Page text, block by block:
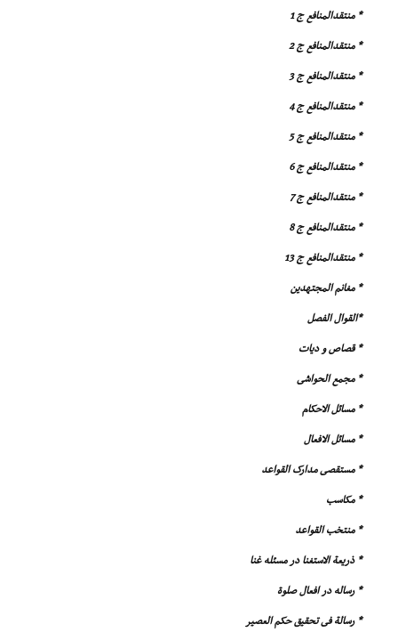
* منتقدالمنافع ج 1
* منتقدالمنافع ج 2
* منتقدالمنافع ج 3
* منتقدالمنافع ج 4
* منتقدالمنافع ج 5
* منتقدالمنافع ج 6
* منتقدالمنافع ج 7
* منتقدالمنافع ج 8
* منتقدالمنافع ج 13
* مغانم المجتهدین
*القوال الفصل
* قصاص و دیات
* مجمع الحواشى
* مسائل الاحکام
* مسائل الافعال
* مستقصى مدارک القواعد
* مکاسب
* منتخب القواعد
* ذریعة الاستغنا در مسئله غنا
* رساله در افعال صلوة
* رسالة فى تحقیق حکم العصیر